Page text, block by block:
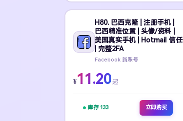
H80. 巴西克隆 | 注册手机 |
巴西精准位置 | 头像/资料 |
美国真实手机 | Hotmail 信任
| 完整2FA
Facebook 新账号
¥11.20起
库存 133 立即购买